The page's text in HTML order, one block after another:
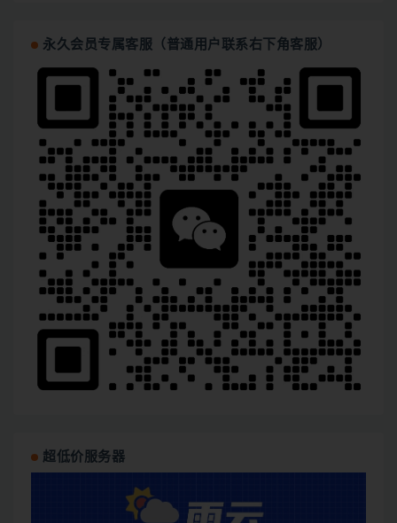
永久会员专属客服（普通用户联系右下角客服）
超低价服务器